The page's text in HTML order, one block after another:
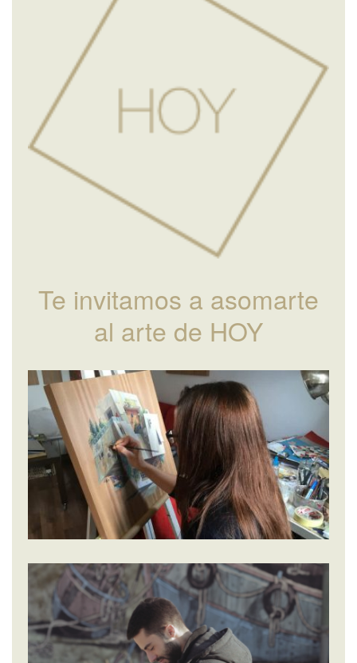
Te invitamos a asomarte
al arte de HOY